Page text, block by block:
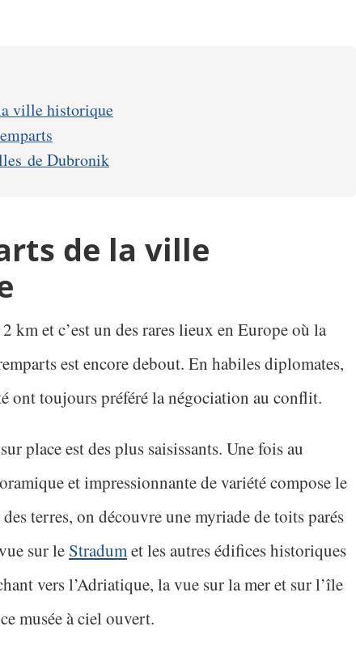
ville historique
de Dubronik
de la ville
km et c’est un des rares lieux en Europe où la
est encore debout. En habiles diplomates,
ont toujours préféré la négociation au conflit.
place est des plus saisissants. Une fois au
et impressionnante de variété compose le
terres, on découvre une myriade de toits parés
sur le Stradumet les autres édifices historiques
vers l’Adriatique, la vue sur la mer et sur l’île
musée à ciel ouvert.